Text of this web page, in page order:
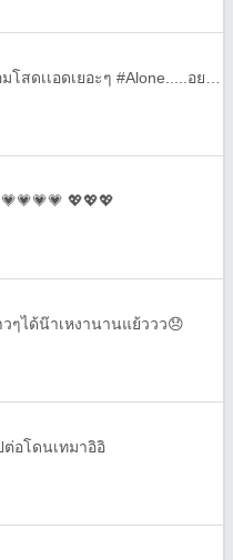
💖💖💖
ๆได้น๊าเหงานานแย้ววว😞
ต่อโดนเทมาอิอิ